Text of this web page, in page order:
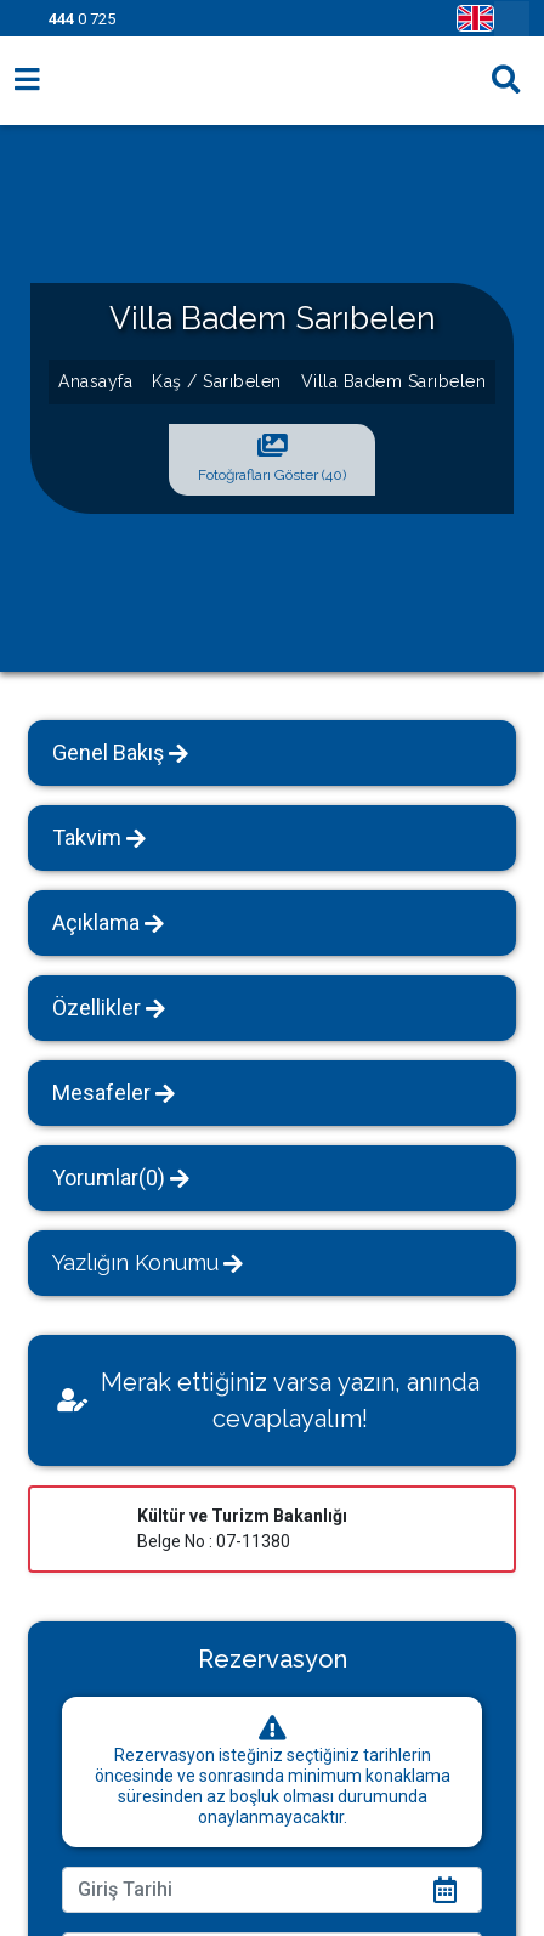
444 0 725
Villa Badem Sarıbelen
Anasayfa Kaş / Sarıbelen Villa Badem Sarıbelen
Fotoğrafları Göster (40)
Genel Bakış
Takvim
Açıklama
Özellikler
Mesafeler
Yorumlar(0)
Yazlığın Konumu
Merak ettiğiniz varsa yazın, anında
cevaplayalım!
Kültür ve Turizm Bakanlığı
Belge No : 07-11380
Rezervasyon
Rezervasyon isteğiniz seçtiğiniz tarihlerin
öncesinde ve sonrasında minimum konaklama
süresinden az boşluk olması durumunda
onaylanmayacaktır.